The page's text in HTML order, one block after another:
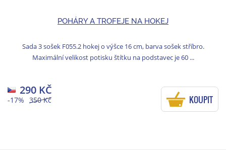
POHÁRY A TROFEJE NA HOKEJ
Sada 3 sošek F055.2 hokej o výšce 16 cm, barva sošek stříbro.
Maximální velikost potisku štítku na podstavec je 60 ...
350 Kč
-17%
290 KČ
KOUPIT